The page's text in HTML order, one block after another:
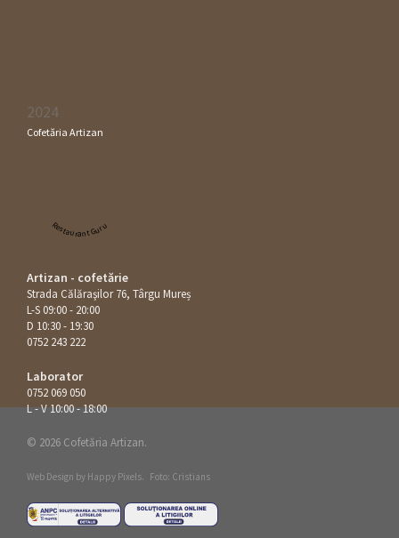
2024
Cofetăria Artizan
Restaurant Guru
Artizan - cofetărie
Strada Călăraşilor 76, Târgu Mureș
L-S 09:00 - 20:00
D 10:30 - 19:30
0752 243 222
Laborator
0752 069 050
L - V 10:00 - 18:00
© 2026 Cofetăria Artizan.
Web Design by Happy Pixels. Foto: Cristians